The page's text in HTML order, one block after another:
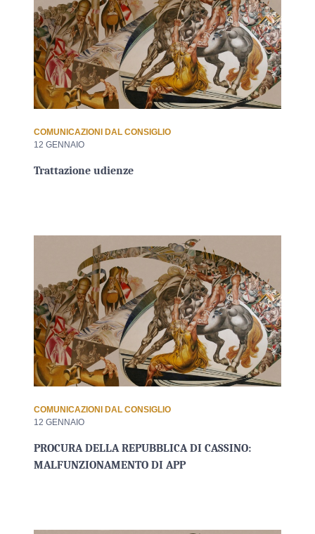
COMUNICAZIONI DAL CONSIGLIO
12 GENNAIO
Trattazione udienze
COMUNICAZIONI DAL CONSIGLIO
12 GENNAIO
PROCURA DELLA REPUBBLICA DI CASSINO:
MALFUNZIONAMENTO DI APP